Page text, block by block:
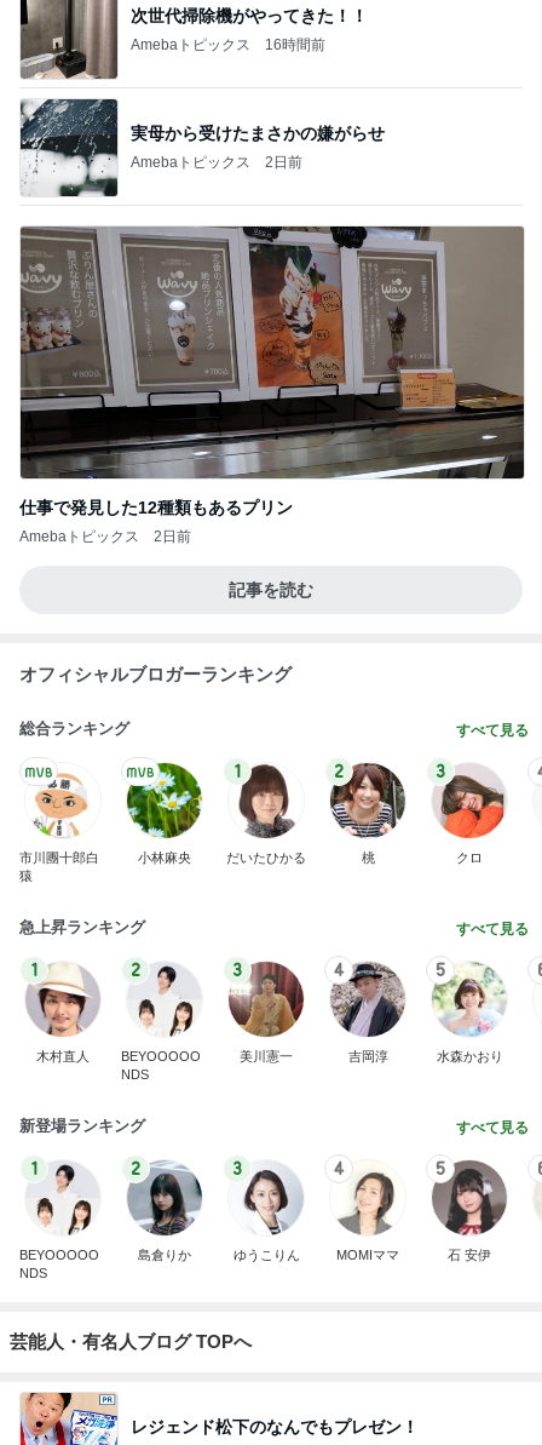
次世代掃除機がやってきた！！
Amebaトピックス 16時間前
実母から受けたまさかの嫌がらせ
Amebaトピックス 2日前
仕事で発見した12種類もあるプリン
Amebaトピックス 2日前
記事を読む
オフィシャルブロガーランキング
総合ランキング すべて見る
市川團十郎白
猿
小林麻央
1
だいたひかる
2
桃
3
クロ
急上昇ランキング すべて見る
1
木村直人
2
BEYOOOOO
NDS
3
美川憲一
4
吉岡淳
5
水森かおり
新登場ランキング すべて見る
1
BEYOOOOO
NDS
2
島倉りか
3
ゆうこりん
4
MOMIママ
5
石 安伊
芸能人・有名人ブログ TOPへ
レジェンド松下のなんでもプレゼン！